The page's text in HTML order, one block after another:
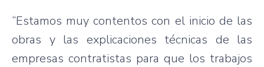
“Estamos muy contentos con el inicio de las
obras y las explicaciones técnicas de las
empresas contratistas para que los trabajos